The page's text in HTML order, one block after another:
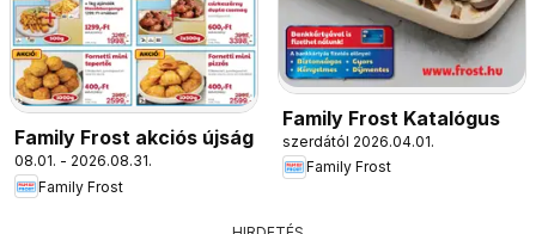
Family Frost akciós újság
08.01. - 2026.08.31.
Family Frost
Family Frost Katalógus
szerdától 2026.04.01.
Family Frost